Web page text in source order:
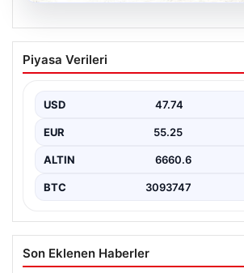
07.08.2026
Holding patronuna bahis
Tüm malvarlığına el konuldu
Piyasa Verileri
USD 47.74
EUR 55.25
ALTIN 6660.6
BTC 3093747
Son Eklenen Haberler